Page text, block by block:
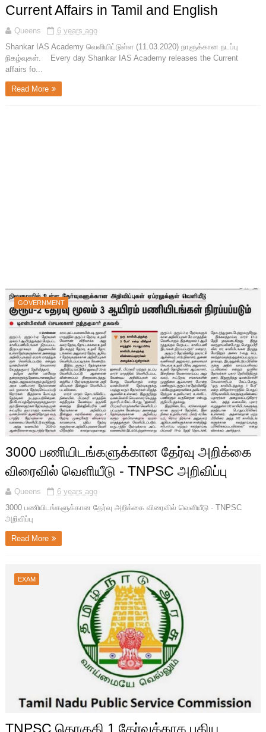
Current Affairs in Tamil and English
Queens
6 years ago
Shankar IAS Academy வெளியிட்டுள்ள (11.03.2020) நாளுக்கான நடப்பு
நிகழ்வுகள். Every day Shankar IAS Academy releases the Current
affairs fo...
Read More
GOVERNMENT
3000 பணியிடங்களுக்கான தேர்வு அறிக்கை
விரைவில் வெளியீடு - TNPSC அறிவிப்பு
Queens
6 years ago
3000 பணியிடங்களுக்கான தேர்வு அறிக்கை விரைவில் வெளியீடு - TNPSC
அறிவிப்பு
Read More
EXAM
TNPSC தொகுதி 1 தேர்வுக்காக புதிய